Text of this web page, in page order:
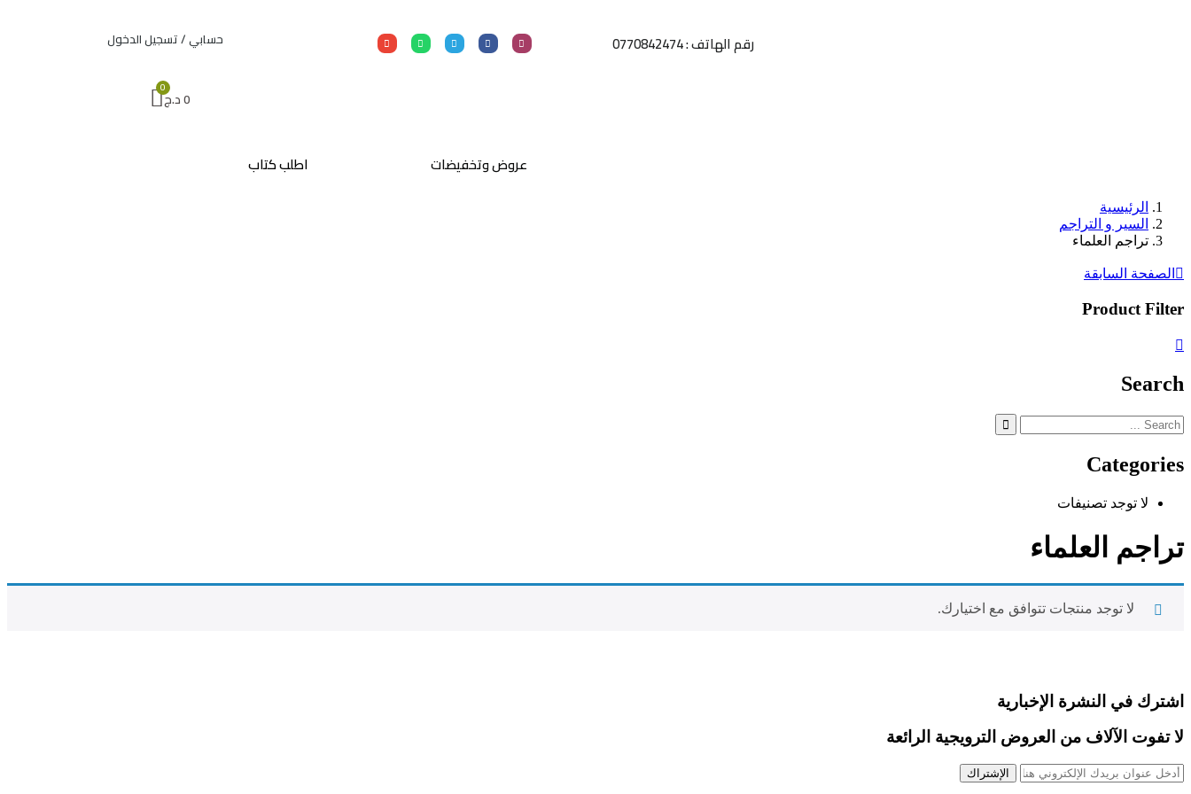
رقم الهاتف : 0770842474 حسابي / تسجيل الدخول
0د.ج
عروض وتخفيضات اطلب كتاب
الرئيسية
السير و التراجم
تراجم العلماء
الصفحة السابقة
Product Filter
Search
Categories
لا توجد تصنيفات
تراجم العلماء
لا توجد منتجات تتوافق مع اختيارك.
اشترك في النشرة الإخبارية
لا تفوت الآلاف من العروض الترويجية الرائعة
الإشتراك